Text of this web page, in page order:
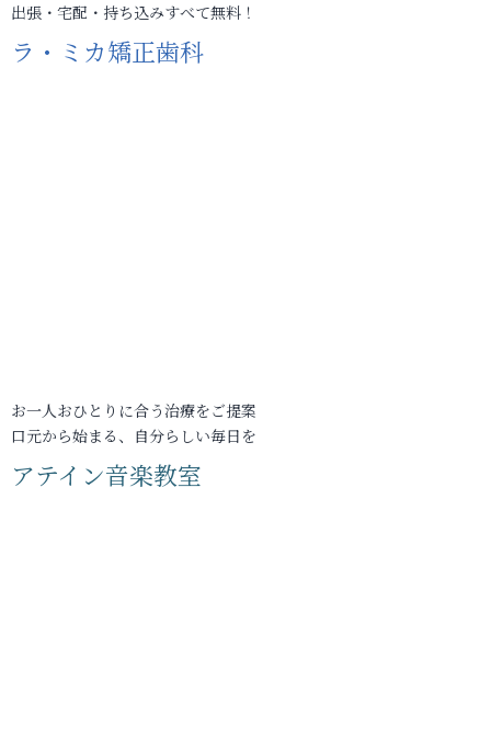
出張・宅配・持ち込みすべて無料！
ラ・ミカ矯正歯科
お一人おひとりに合う治療をご提案
口元から始まる、自分らしい毎日を
アテイン音楽教室